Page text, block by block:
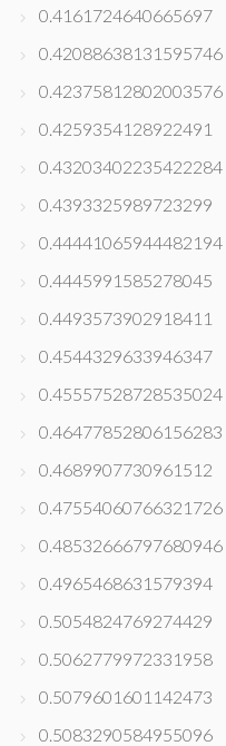
0.4161724640665697
0.42088638131595746
0.42375812802003576
0.4259354128922491
0.43203402235422284
0.4393325989723299
0.44441065944482194
0.4445991585278045
0.4493573902918411
0.4544329633946347
0.45557528728535024
0.46477852806156283
0.4689907730961512
0.47554060766321726
0.48532666797680946
0.4965468631579394
0.5054824769274429
0.5062779972331958
0.5079601601142473
0.5083290584955096